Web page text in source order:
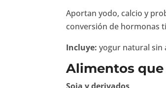
Aportan yodo, calcio y
conversión de hormonas
Incluye: yogur natural sin
Alimentos